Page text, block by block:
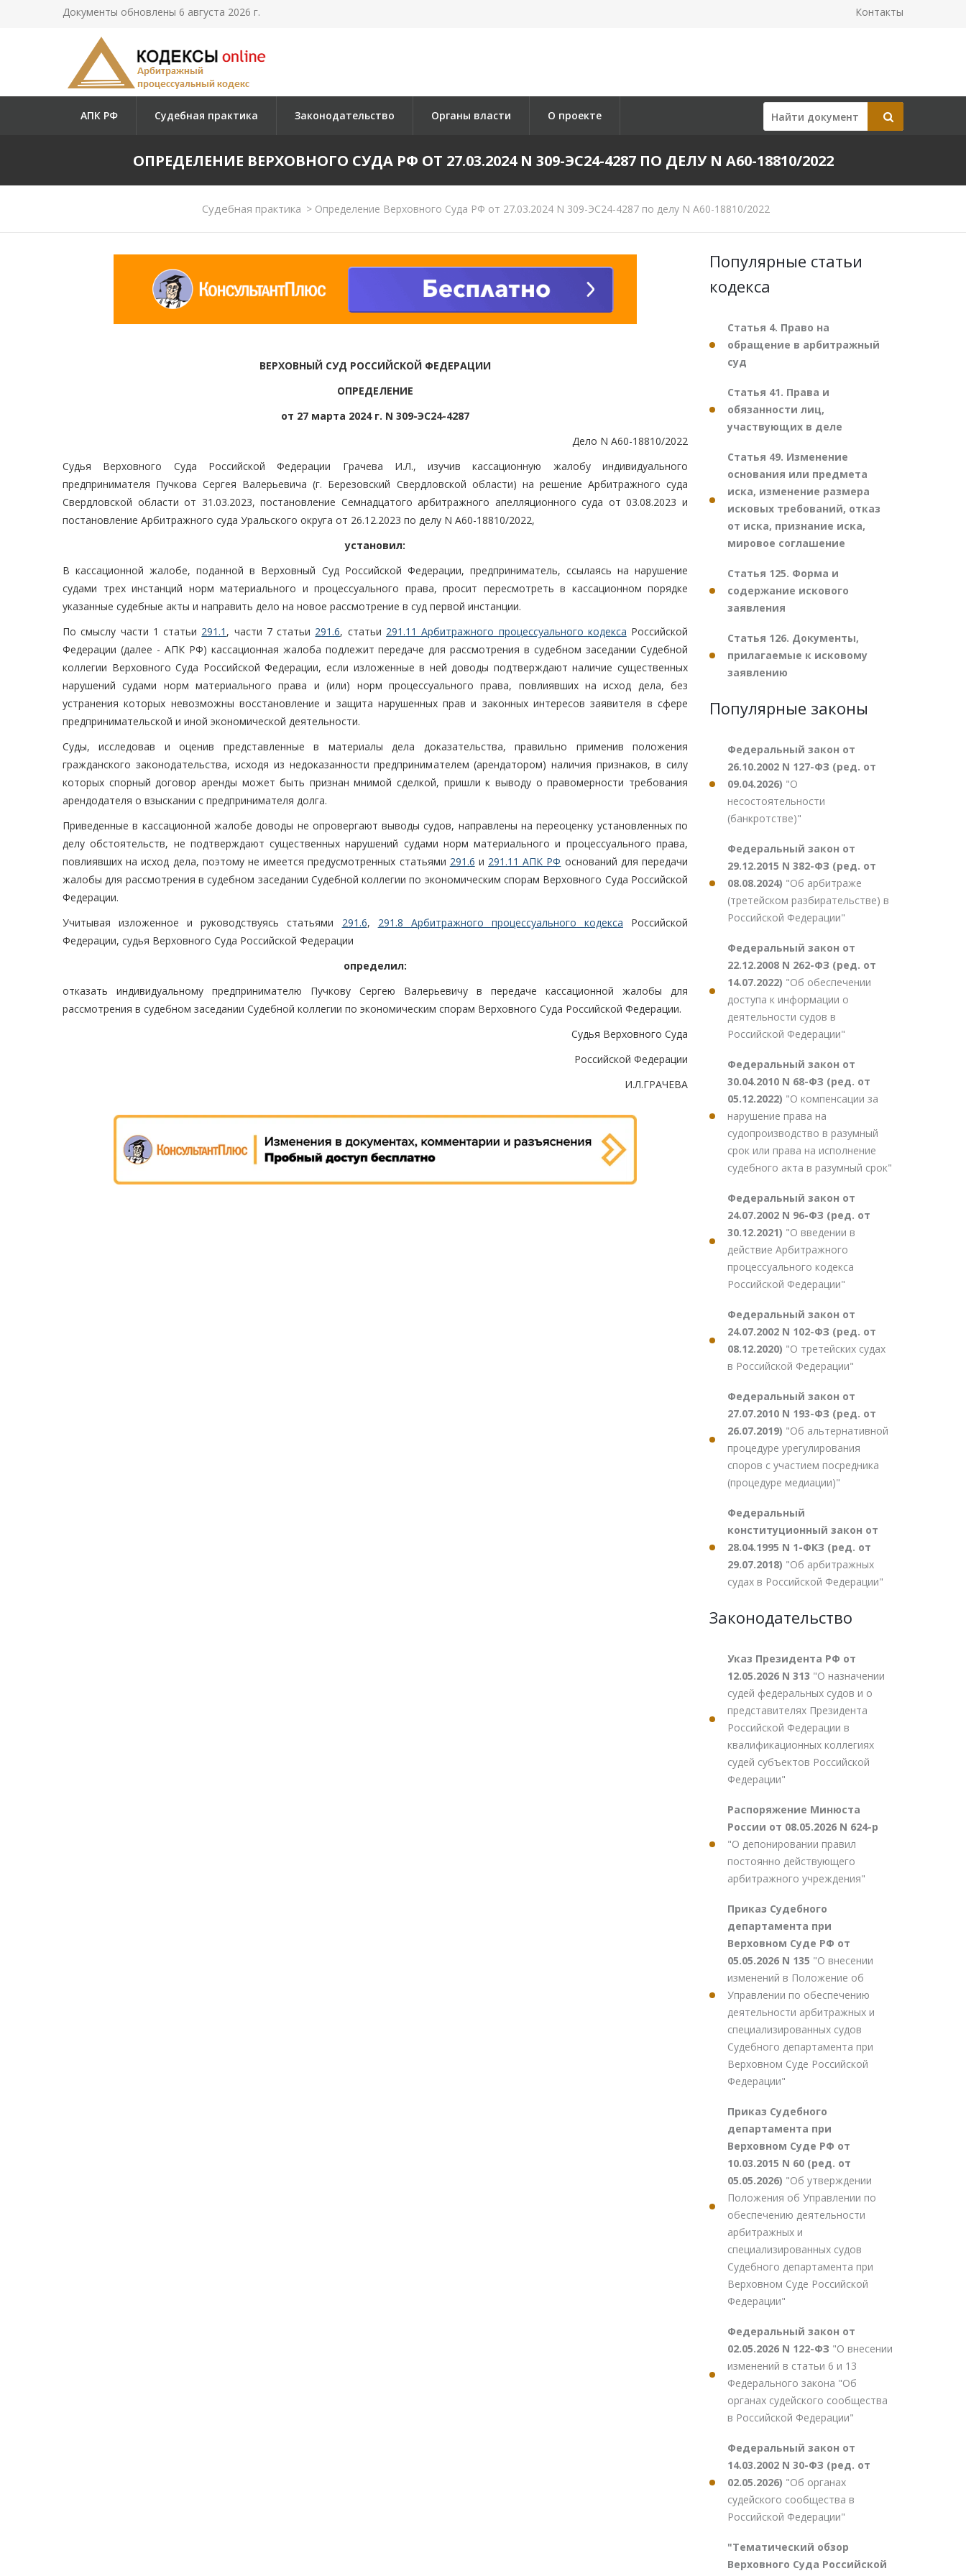
Документы обновлены 6 августа 2026 г. Контакты
АПК РФ Судебная практика Законодательство Органы власти О проекте
ОПРЕДЕЛЕНИЕ ВЕРХОВНОГО СУДА РФ ОТ 27.03.2024 N 309-ЭС24-4287 ПО ДЕЛУ N А60-18810/2022
Судебная практика >Определение Верховного Суда РФ от 27.03.2024 N 309-ЭС24-4287 по делу N А60-18810/2022
ВЕРХОВНЫЙ СУД РОССИЙСКОЙ ФЕДЕРАЦИИ
ОПРЕДЕЛЕНИЕ
от 27 марта 2024 г. N 309-ЭС24-4287
Дело N А60-18810/2022
Судья Верховного Суда Российской Федерации Грачева И.Л., изучив кассационную жалобу индивидуального
предпринимателя Пучкова Сергея Валерьевича (г. Березовский Свердловской области) на решение Арбитражного суда
Свердловской области от 31.03.2023, постановление Семнадцатого арбитражного апелляционного суда от 03.08.2023 и
постановление Арбитражного суда Уральского округа от 26.12.2023 по делу N А60-18810/2022,
установил:
В кассационной жалобе, поданной в Верховный Суд Российской Федерации, предприниматель, ссылаясь на нарушение
судами трех инстанций норм материального и процессуального права, просит пересмотреть в кассационном порядке
указанные судебные акты и направить дело на новое рассмотрение в суд первой инстанции.
По смыслу части 1 статьи 291.1 , части 7 статьи 291.6, статьи 291.11 Арбитражного процессуального кодекса Российской
Федерации (далее - АПК РФ) кассационная жалоба подлежит передаче для рассмотрения в судебном заседании Судебной
коллегии Верховного Суда Российской Федерации, если изложенные в ней доводы подтверждают наличие существенных
нарушений судами норм материального права и (или) норм процессуального права, повлиявших на исход дела, без
устранения которых невозможны восстановление и защита нарушенных прав и законных интересов заявителя в сфере
предпринимательской и иной экономической деятельности.
Суды, исследовав и оценив представленные в материалы дела доказательства, правильно применив положения
гражданского законодательства, исходя из недоказанности предпринимателем (арендатором) наличия признаков, в силу
которых спорный договор аренды может быть признан мнимой сделкой, пришли к выводу о правомерности требования
арендодателя о взыскании с предпринимателя долга.
Приведенные в кассационной жалобе доводы не опровергают выводы судов, направлены на переоценку установленных по
делу обстоятельств, не подтверждают существенных нарушений судами норм материального и процессуального права,
повлиявших на исход дела, поэтому не имеется предусмотренных статьями 291.6 и 291.11 АПК РФ оснований для передачи
жалобы для рассмотрения в судебном заседании Судебной коллегии по экономическим спорам Верховного Суда Российской
Федерации.
Учитывая изложенное и руководствуясь статьями 291.6, 291.8 Арбитражного процессуального кодекса Российской
Федерации, судья Верховного Суда Российской Федерации
определил:
отказать индивидуальному предпринимателю Пучкову Сергею Валерьевичу в передаче кассационной жалобы для
рассмотрения в судебном заседании Судебной коллегии по экономическим спорам Верховного Суда Российской Федерации.
Судья Верховного Суда
Российской Федерации
И.Л.ГРАЧЕВА
Популярные статьи
кодекса
Статья 4. Право на
обращение в арбитражный
суд
Статья 41. Права и
обязанности лиц,
участвующих в деле
Статья 49. Изменение
основания или предмета
иска, изменение размера
исковых требований, отказ
от иска, признание иска,
мировое соглашение
Статья 125. Форма и
содержание искового
заявления
Статья 126. Документы,
прилагаемые к исковому
заявлению
Популярные законы
Федеральный закон от
26.10.2002 N 127-ФЗ (ред. от
09.04.2026) "О
несостоятельности
(банкротстве)"
Федеральный закон от
29.12.2015 N 382-ФЗ (ред. от
08.08.2024) "Об арбитраже
(третейском разбирательстве) в
Российской Федерации"
Федеральный закон от
22.12.2008 N 262-ФЗ (ред. от
14.07.2022) "Об обеспечении
доступа к информации о
деятельности судов в
Российской Федерации"
Федеральный закон от
30.04.2010 N 68-ФЗ (ред. от
05.12.2022) "О компенсации за
нарушение права на
судопроизводство в разумный
срок или права на исполнение
судебного акта в разумный срок"
Федеральный закон от
24.07.2002 N 96-ФЗ (ред. от
30.12.2021) "О введении в
действие Арбитражного
процессуального кодекса
Российской Федерации"
Федеральный закон от
24.07.2002 N 102-ФЗ (ред. от
08.12.2020) "О третейских судах
в Российской Федерации"
Федеральный закон от
27.07.2010 N 193-ФЗ (ред. от
26.07.2019) "Об альтернативной
процедуре урегулирования
споров с участием посредника
(процедуре медиации)"
Федеральный
конституционный закон от
28.04.1995 N 1-ФКЗ (ред. от
29.07.2018) "Об арбитражных
судах в Российской Федерации"
Законодательство
Указ Президента РФ от
12.05.2026 N 313 "О назначении
судей федеральных судов и о
представителях Президента
Российской Федерации в
квалификационных коллегиях
судей субъектов Российской
Федерации"
Распоряжение Минюста
России от 08.05.2026 N 624-р
"О депонировании правил
постоянно действующего
арбитражного учреждения"
Приказ Судебного
департамента при
Верховном Суде РФ от
05.05.2026 N 135 "О внесении
изменений в Положение об
Управлении по обеспечению
деятельности арбитражных и
специализированных судов
Судебного департамента при
Верховном Суде Российской
Федерации"
Приказ Судебного
департамента при
Верховном Суде РФ от
10.03.2015 N 60 (ред. от
05.05.2026) "Об утверждении
Положения об Управлении по
обеспечению деятельности
арбитражных и
специализированных судов
Судебного департамента при
Верховном Суде Российской
Федерации"
Федеральный закон от
02.05.2026 N 122-ФЗ "О внесении
изменений в статьи 6 и 13
Федерального закона "Об
органах судейского сообщества
в Российской Федерации"
Федеральный закон от
14.03.2002 N 30-ФЗ (ред. от
02.05.2026) "Об органах
судейского сообщества в
Российской Федерации"
"Тематический обзор
Верховного Суда Российской